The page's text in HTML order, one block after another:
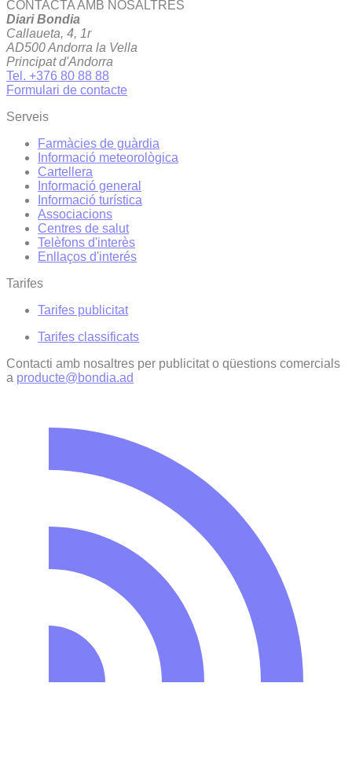
CONTACTA AMB NOSALTRES
Diari Bondia
Callaueta, 4, 1r
AD500 Andorra la Vella
Principat d'Andorra
Tel. +376 80 88 88
Formulari de contacte
Serveis
Farmàcies de guàrdia
Informació meteorològica
Cartellera
Informació general
Informació turística
Associacions
Centres de salut
Telèfons d'interès
Enllaços d'interés
Tarifes
Tarifes publicitat
Tarifes classificats
Contacti amb nosaltres per publicitat o qüestions comercials
a producte@bondia.ad